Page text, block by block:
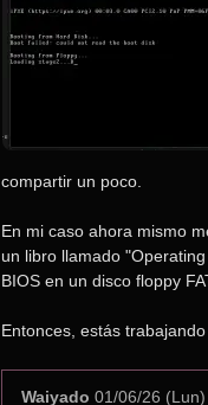
compartir un poco.
En mi caso ahora mismo
un libro llamado
BIOS en un disco floppy
Entonces, estás
Waiyado 01/06/26